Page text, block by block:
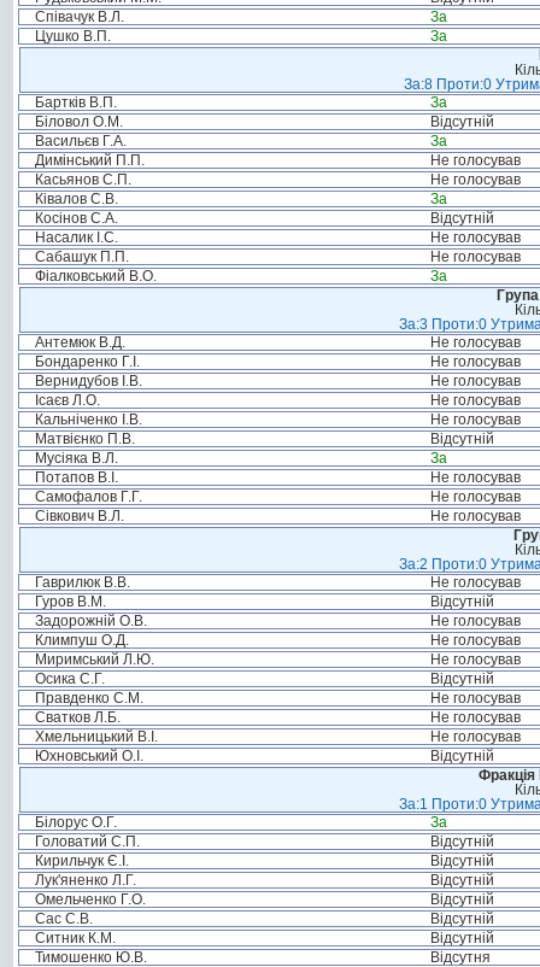
Співачук В.Л.
За
Цушко В.П.
За
За:8 Проти:0
Бартків В.П.
За
Біловол О.М.
Відсутній
Васильєв Г.А.
За
Димінський П.П.
Не голосував
Касьянов С.П.
Не голосував
Ківалов С.В.
За
Косінов С.А.
Відсутній
Насалик І.С.
Не голосував
Сабашук П.П.
Не голосував
Фіалковський В.О.
За
За:3 Проти:0
Антемюк В.Д.
Не голосував
Бондаренко Г.І.
Не голосував
Вернидубов І.В.
Не голосував
Ісаєв Л.О.
Не голосував
Кальніченко І.В.
Не голосував
Матвієнко П.В.
Відсутній
Мусіяка В.Л.
За
Потапов В.І.
Не голосував
Самофалов Г.Г.
Не голосував
Сівкович В.Л.
Не голосував
За:2 Проти:0
Гаврилюк В.В.
Не голосував
Гуров В.М.
Відсутній
Задорожній О.В.
Не голосував
Климпуш О.Д.
Не голосував
Миримський Л.Ю.
Не голосував
Осика С.Г.
Відсутній
Правденко С.М.
Не голосував
Сватков Л.Б.
Не голосував
Хмельницький В.І.
Не голосував
Юхновський О.І.
Відсутній
За:1 Проти:0
Білорус О.Г.
За
Головатий С.П.
Відсутній
Кирильчук Є.І.
Відсутній
Лук'яненко Л.Г.
Відсутній
Омельченко Г.О.
Відсутній
Сас С.В.
Відсутній
Ситник К.М.
Відсутній
Тимошенко Ю.В.
Відсутня